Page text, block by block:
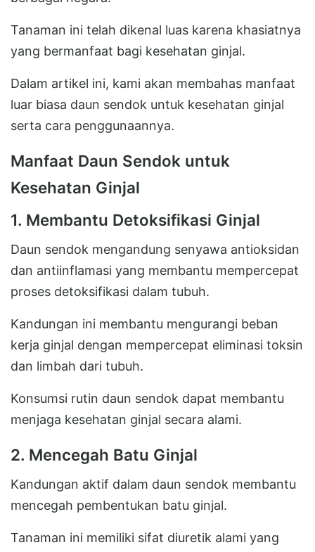
Tanaman ini telah dikenal luas karena khasiatnya
yang bermanfaat bagi kesehatan ginjal.
Dalam artikel ini, kami akan membahas manfaat
luar biasa daun sendok untuk kesehatan ginjal
serta cara penggunaannya.
Manfaat Daun Sendok untuk
Kesehatan Ginjal
1. Membantu Detoksifikasi Ginjal
Daun sendok mengandung senyawa antioksidan
dan antiinflamasi yang membantu mempercepat
proses detoksifikasi dalam tubuh.
Kandungan ini membantu mengurangi beban
kerja ginjal dengan mempercepat eliminasi toksin
dan limbah dari tubuh.
Konsumsi rutin daun sendok dapat membantu
menjaga kesehatan ginjal secara alami.
2. Mencegah Batu Ginjal
Kandungan aktif dalam daun sendok membantu
mencegah pembentukan batu ginjal.
Tanaman ini memiliki sifat diuretik alami yang